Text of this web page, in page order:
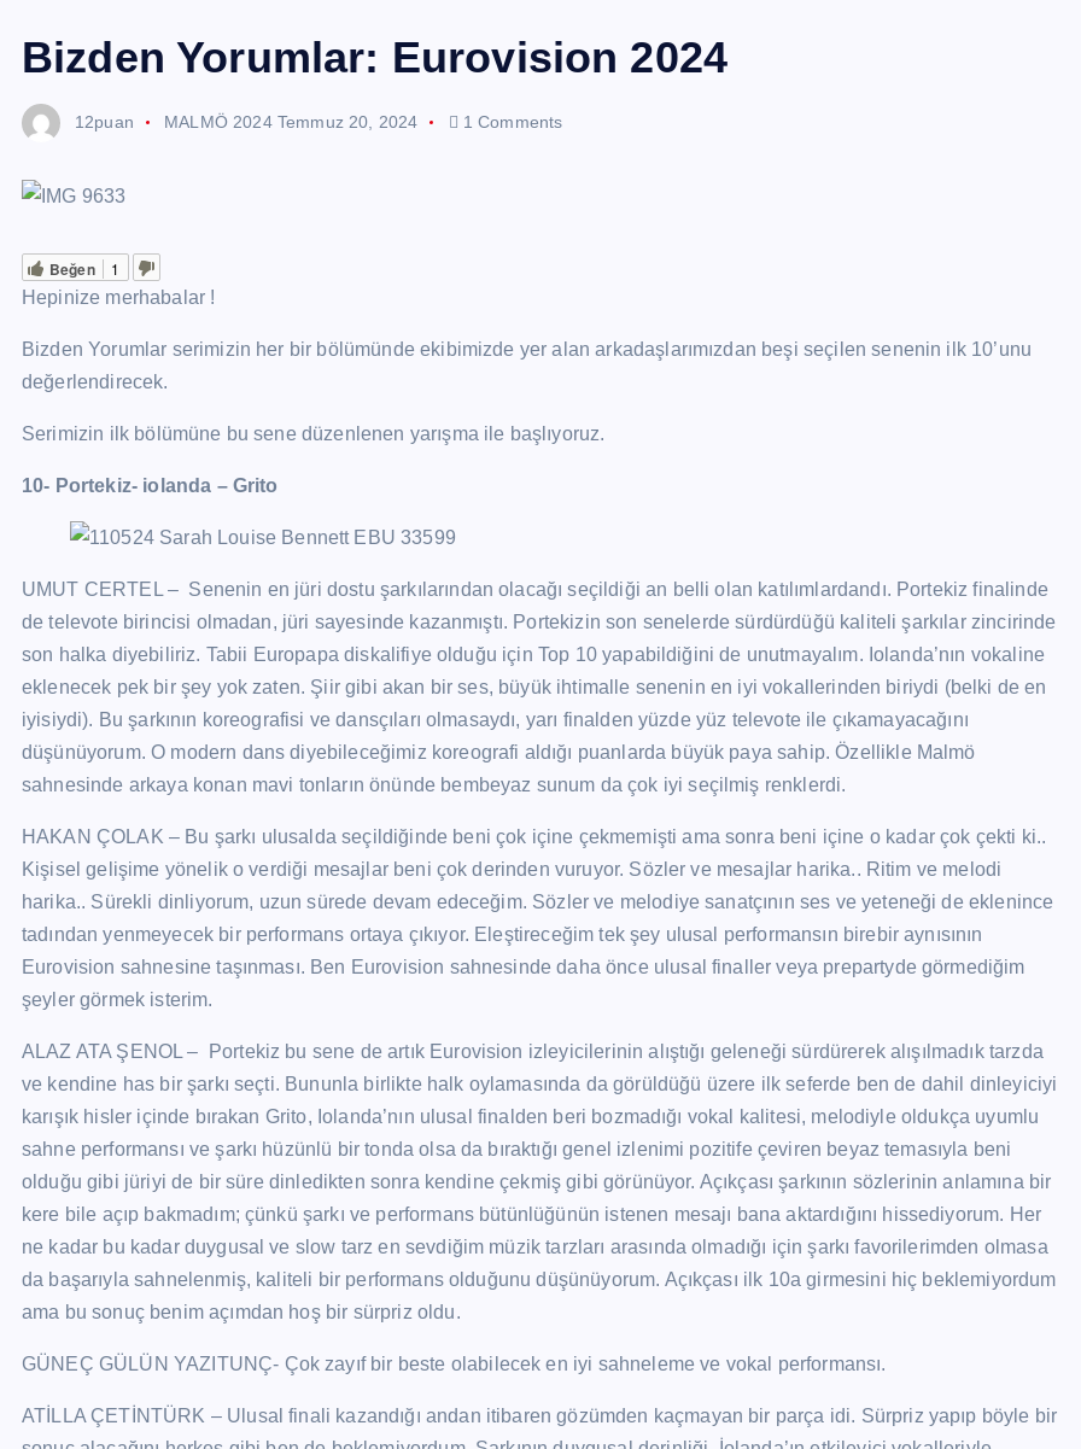
Bizden Yorumlar: Eurovision 2024
12puan MALMÖ 2024 Temmuz 20, 2024 1 Comments
Beğen
1
Hepinize merhabalar !
Bizden Yorumlar serimizin her bir bölümünde ekibimizde yer alan arkadaşlarımızdan beşi seçilen senenin ilk 10’unu
değerlendirecek.
Serimizin ilk bölümüne bu sene düzenlenen yarışma ile başlıyoruz.
10- Portekiz- iolanda – Grito
UMUT CERTEL – Senenin en jüri dostu şarkılarından olacağı seçildiği an belli olan katılımlardandı. Portekiz finalinde
de televote birincisi olmadan, jüri sayesinde kazanmıştı. Portekizin son senelerde sürdürdüğü kaliteli şarkılar zincirinde
son halka diyebiliriz. Tabii Europapa diskalifiye olduğu için Top 10 yapabildiğini de unutmayalım. Iolanda’nın vokaline
eklenecek pek bir şey yok zaten. Şiir gibi akan bir ses, büyük ihtimalle senenin en iyi vokallerinden biriydi (belki de en
iyisiydi). Bu şarkının koreografisi ve dansçıları olmasaydı, yarı finalden yüzde yüz televote ile çıkamayacağını
düşünüyorum. O modern dans diyebileceğimiz koreografi aldığı puanlarda büyük paya sahip. Özellikle Malmö
sahnesinde arkaya konan mavi tonların önünde bembeyaz sunum da çok iyi seçilmiş renklerdi.
HAKAN ÇOLAK – Bu şarkı ulusalda seçildiğinde beni çok içine çekmemişti ama sonra beni içine o kadar çok çekti ki..
Kişisel gelişime yönelik o verdiği mesajlar beni çok derinden vuruyor. Sözler ve mesajlar harika.. Ritim ve melodi
harika.. Sürekli dinliyorum, uzun sürede devam edeceğim. Sözler ve melodiye sanatçının ses ve yeteneği de eklenince
tadından yenmeyecek bir performans ortaya çıkıyor. Eleştireceğim tek şey ulusal performansın birebir aynısının
Eurovision sahnesine taşınması. Ben Eurovision sahnesinde daha önce ulusal finaller veya prepartyde görmediğim
şeyler görmek isterim.
ALAZ ATA ŞENOL – Portekiz bu sene de artık Eurovision izleyicilerinin alıştığı geleneği sürdürerek alışılmadık tarzda
ve kendine has bir şarkı seçti. Bununla birlikte halk oylamasında da görüldüğü üzere ilk seferde ben de dahil dinleyiciyi
karışık hisler içinde bırakan Grito, Iolanda’nın ulusal finalden beri bozmadığı vokal kalitesi, melodiyle oldukça uyumlu
sahne performansı ve şarkı hüzünlü bir tonda olsa da bıraktığı genel izlenimi pozitife çeviren beyaz temasıyla beni
olduğu gibi jüriyi de bir süre dinledikten sonra kendine çekmiş gibi görünüyor. Açıkçası şarkının sözlerinin anlamına bir
kere bile açıp bakmadım; çünkü şarkı ve performans bütünlüğünün istenen mesajı bana aktardığını hissediyorum. Her
ne kadar bu kadar duygusal ve slow tarz en sevdiğim müzik tarzları arasında olmadığı için şarkı favorilerimden olmasa
da başarıyla sahnelenmiş, kaliteli bir performans olduğunu düşünüyorum. Açıkçası ilk 10a girmesini hiç beklemiyordum
ama bu sonuç benim açımdan hoş bir sürpriz oldu.
GÜNEÇ GÜLÜN YAZITUNÇ- Çok zayıf bir beste olabilecek en iyi sahneleme ve vokal performansı.
ATİLLA ÇETİNTÜRK – Ulusal finali kazandığı andan itibaren gözümden kaçmayan bir parça idi. Sürpriz yapıp böyle bir